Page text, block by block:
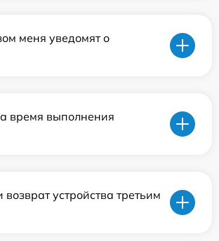
меня уведомят о
время выполнения
устройства третьим